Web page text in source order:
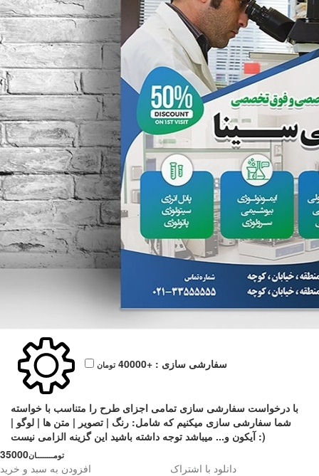
سفارشی سازی : +40000 تومان
با درخواست سفارشی سازی تمامی اجزای طرح را متناسب با خواسته
شما سفارشی سازی میکنیم که شامل: رنگ | تصویر | متن ها | لوگو |
آیکون و... میباشد توجه داشته باشید این گزینه الزامی نیست :)
35000تومــــــــان
افزودن به سبد و خرید
دانلود با اشتراک